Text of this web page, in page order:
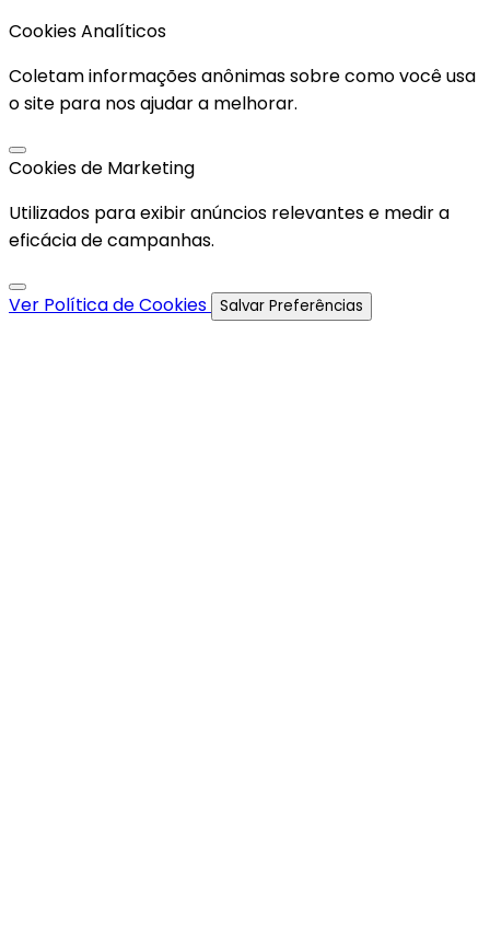
Cookies Analíticos
Coletam informações anônimas sobre como você usa
o site para nos ajudar a melhorar.
Cookies de Marketing
Utilizados para exibir anúncios relevantes e medir a
eficácia de campanhas.
Ver Política de Cookies Salvar Preferências